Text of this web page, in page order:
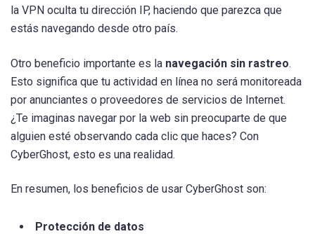
la VPN oculta tu dirección IP, haciendo que parezca que
estás navegando desde otro país.
Otro beneficio importante es la navegación sin rastreo.
Esto significa que tu actividad en línea no será monitoreada
por anunciantes o proveedores de servicios de Internet.
¿Te imaginas navegar por la web sin preocuparte de que
alguien esté observando cada clic que haces? Con
CyberGhost, esto es una realidad.
En resumen, los beneficios de usar CyberGhost son:
Protección de datos